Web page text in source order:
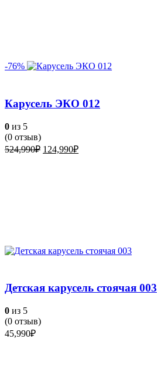
-76%
Карусель ЭКО 012
0 из 5
(0 отзыв)
524,990₽ Первоначальная
124,990₽Текущая
Детская карусель стоячая 003
0 из 5
(0 отзыв)
45,990₽